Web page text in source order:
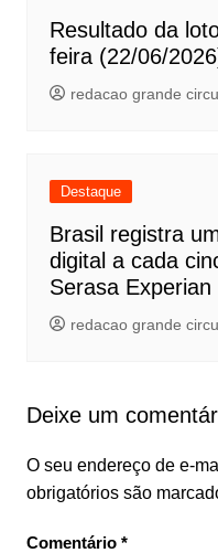
Resultado da
feira (22/06/
redacao grande
Destaque
Brasil registra
digital a cada
Serasa Experian
redacao grande
Deixe um
O seu endereço de e-
obrigatórios são
Comentário *